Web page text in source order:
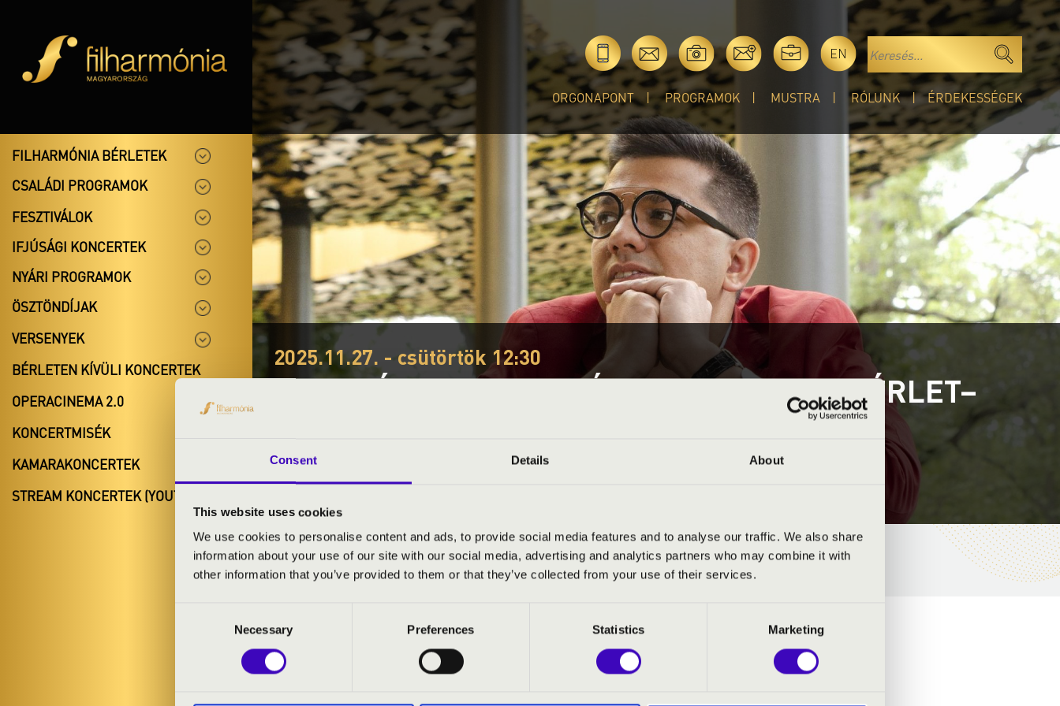
Consent Details About
This website uses cookies
We use cookies to personalise content and ads, to provide social media features and to analyse our traffic. We also share
information about your use of our site with our social media, advertising and analytics partners who may combine it with
other information that you’ve provided to them or that they’ve collected from your use of their services.
Necessary Preferences Statistics Marketing
EN
ORGONAPONT PROGRAMOK MUSTRA RÓLUNK ÉRDEKESSÉGEK
FILHARMÓNIA BÉRLETEK
CSALÁDI PROGRAMOK
FESZTIVÁLOK
IFJÚSÁGI KONCERTEK
NYÁRI PROGRAMOK
ÖSZTÖNDÍJAK
VERSENYEK
BÉRLETEN KÍVÜLI KONCERTEK
OPERACINEMA 2.0
KONCERTMISÉK
KAMARAKONCERTEK
STREAM KONCERTEK (YOUTUBE)
2025.11.27. - csütörtök 12:30
#ZENEÓRA – TOLNA VÁRMEGYE - A-B-C BÉRLET–
Fadd
Tolna vármegye
BÉRLET- ÉS JEGYÁRAK
ELŐADÓK: